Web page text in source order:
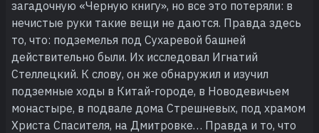
загадочную «Черную книгу», но все это потеряли: в
нечистые руки такие вещи не даются. Правда здесь
то, что: подземелья под Сухаревой башней
действительно были. Их исследовал Игнатий
Стеллецкий. К слову, он же обнаружил и изучил
подземные ходы в Китай-городе, в Новодевичьем
монастыре, в подвале дома Стрешневых, под храмом
Христа Спасителя, на Дмитровке… Правда и то, что